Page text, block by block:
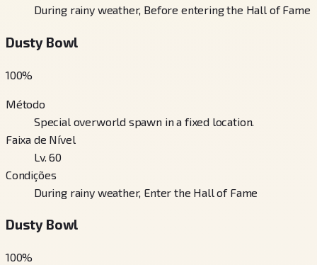
During rainy weather, Before entering the Hall of Fame
Dusty Bowl
100%
Método
Special overworld spawn in a fixed location.
Faixa de Nível
Lv. 60
Condições
During rainy weather, Enter the Hall of Fame
Dusty Bowl
100%